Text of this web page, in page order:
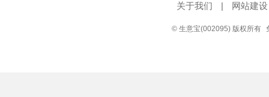
关于我们 | 网站建设
© 生意宝(002095) 版权所有